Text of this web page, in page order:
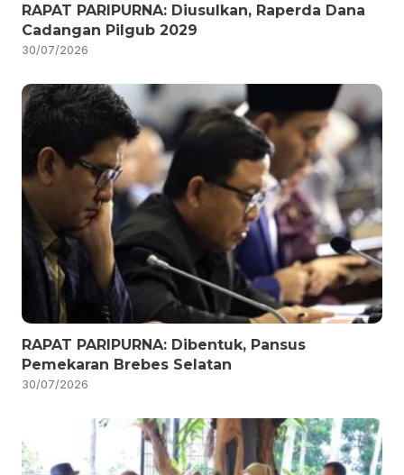
RAPAT PARIPURNA: Diusulkan, Raperda Dana
Cadangan Pilgub 2029
30/07/2026
RAPAT PARIPURNA: Dibentuk, Pansus
Pemekaran Brebes Selatan
30/07/2026